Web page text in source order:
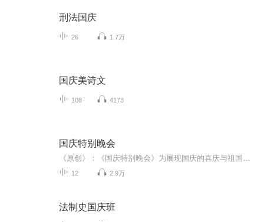
刑法国庆
26 1.7万
国庆美诗文
108 4173
国庆特别晚会
12 2.9万
法制史国庆班